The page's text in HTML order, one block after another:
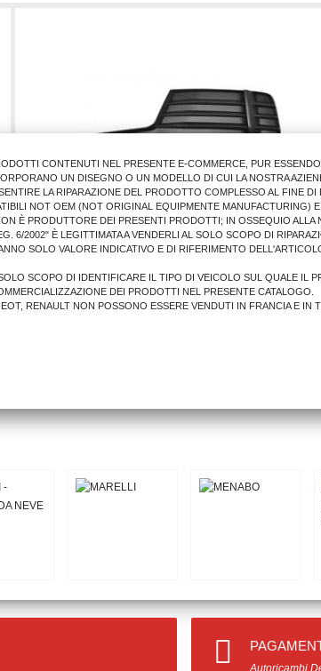
Autoricambi
CONTENUTI NEL PRESENTE E-COMMERCE, PUR
UN DISEGNO O UN MODELLO DI CUI LA NOSTRA
LA RIPARAZIONE DEL PRODOTTO COMPLESSO AL FINE
NOT OEM (NOT ORIGINAL EQUIPMENTE MANUFACTURING)
È PRODUTTORE DEI PRESENTI PRODOTTI; IN OSSEQUIO
6/2002" È LEGITTIMATA A VENDERLI AL SOLO SCOPO DI
SOLO VALORE INDICATIVO E DI RIFERIMENTO
SCOPO DI IDENTIFICARE IL TIPO DI VEICOLO SUL QUALE IL
DEI PRODOTTI NEL PRESENTE CATALOGO.
RENAULT NON POSSONO ESSERE VENDUTI IN FRANCIA E IN